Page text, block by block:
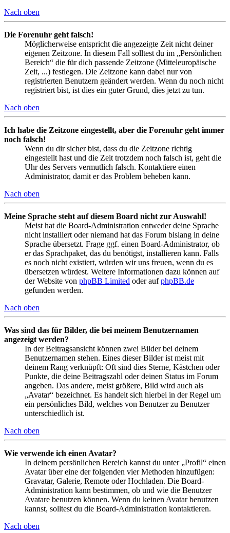
Nach oben
Die Forenuhr geht falsch!
Möglicherweise entspricht die angezeigte Zeit nicht deiner
eigenen Zeitzone. In diesem Fall solltest du im „Persönlichen
Bereich“ die für dich passende Zeitzone (Mitteleuropäische
Zeit, ...) festlegen. Die Zeitzone kann dabei nur von
registrierten Benutzern geändert werden. Wenn du noch nicht
registriert bist, ist dies ein guter Grund, dies jetzt zu tun.
Nach oben
Ich habe die Zeitzone eingestellt, aber die Forenuhr geht immer
noch falsch!
Wenn du dir sicher bist, dass du die Zeitzone richtig
eingestellt hast und die Zeit trotzdem noch falsch ist, geht die
Uhr des Servers vermutlich falsch. Kontaktiere einen
Administrator, damit er das Problem beheben kann.
Nach oben
Meine Sprache steht auf diesem Board nicht zur Auswahl!
Meist hat die Board-Administration entweder deine Sprache
nicht installiert oder niemand hat das Forum bislang in deine
Sprache übersetzt. Frage ggf. einen Board-Administrator, ob
er das Sprachpaket, das du benötigst, installieren kann. Falls
es noch nicht existiert, würden wir uns freuen, wenn du es
übersetzen würdest. Weitere Informationen dazu können auf
der Website von phpBB Limited oder aufphpBB.de
gefunden werden.
Nach oben
Was sind das für Bilder, die bei meinem Benutzernamen
angezeigt werden?
In der Beitragsansicht können zwei Bilder bei deinem
Benutzernamen stehen. Eines dieser Bilder ist meist mit
deinem Rang verknüpft: Oft sind dies Sterne, Kästchen oder
Punkte, die deine Beitragszahl oder deinen Status im Forum
angeben. Das andere, meist größere, Bild wird auch als
„Avatar“ bezeichnet. Es handelt sich hierbei in der Regel um
ein persönliches Bild, welches von Benutzer zu Benutzer
unterschiedlich ist.
Nach oben
Wie verwende ich einen Avatar?
In deinem persönlichen Bereich kannst du unter „Profil“ einen
Avatar über eine der folgenden vier Methoden hinzufügen:
Gravatar, Galerie, Remote oder Hochladen. Die Board-
Administration kann bestimmen, ob und wie die Benutzer
Avatare benutzen können. Wenn du keinen Avatar benutzen
kannst, solltest du die Board-Administration kontaktieren.
Nach oben